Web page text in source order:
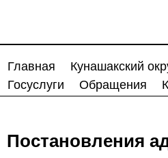
Главная Кунашакский
Госуслуги
Обращения
Постановления